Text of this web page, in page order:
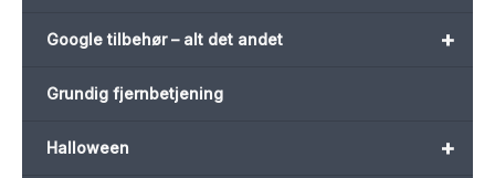
+
Google tilbehør – alt det andet
Grundig fjernbetjening
+
Halloween